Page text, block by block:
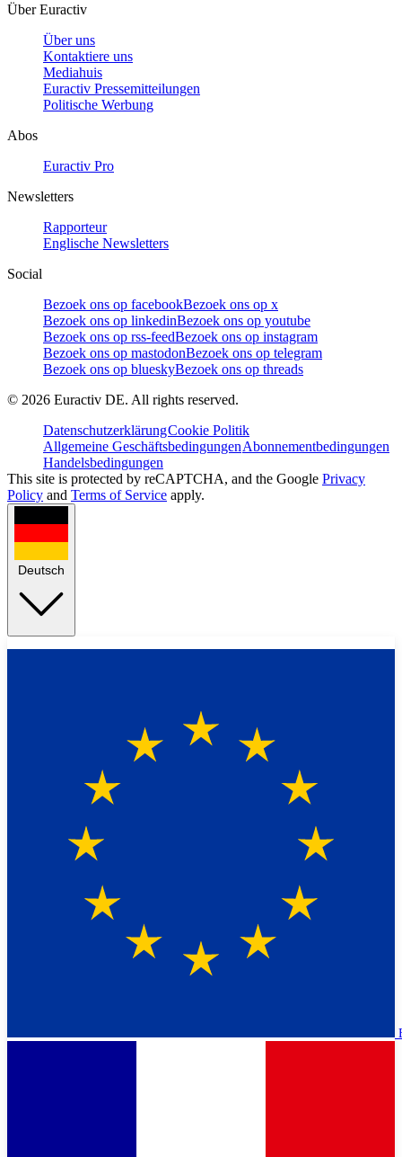
Über Euractiv
Über uns
Kontaktiere uns
Mediahuis
Euractiv Pressemitteilungen
Politische Werbung
Abos
Euractiv Pro
Newsletters
Rapporteur
Englische Newsletters
Social
Bezoek ons op facebookBezoek ons op x
Bezoek ons op linkedinBezoek ons op youtube
Bezoek ons op rss-feedBezoek ons op instagram
Bezoek ons op mastodonBezoek ons op telegram
Bezoek ons op blueskyBezoek ons op threads
© 2026 Euractiv DE. All rights reserved.
DatenschutzerklärungCookie Politik
Allgemeine GeschäftsbedingungenAbonnementbedingungen
Handelsbedingungen
This site is protected by reCAPTCHA, and the Google Privacy
Policy and Terms of Service apply.
Deutsch